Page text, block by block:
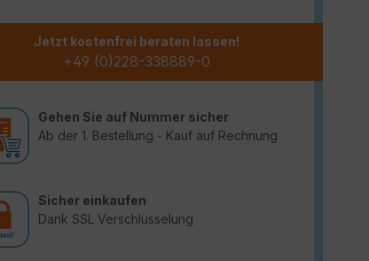
Jetzt kostenfrei beraten lassen!
+49 (0)228-338889-0
Gehen Sie auf Nummer sicher
Ab der 1. Bestellung - Kauf auf Rechnung
Sicher einkaufen
Dank SSL Verschlüsselung